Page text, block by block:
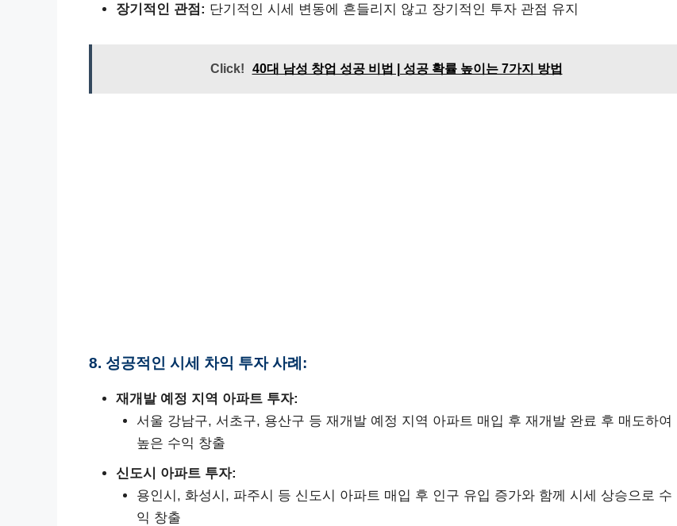
장기적인 관점: 단기적인 시세 변동에 흔들리지 않고 장기적인 투자 관점 유지
Click! 40대 남성 창업 성공 비법 | 성공 확률 높이는 7가지 방법
8. 성공적인 시세 차익 투자 사례:
재개발 예정 지역 아파트 투자:
서울 강남구, 서초구, 용산구 등 재개발 예정 지역 아파트 매입 후 재개발 완료 후 매도하여
높은 수익 창출
신도시 아파트 투자:
용인시, 화성시, 파주시 등 신도시 아파트 매입 후 인구 유입 증가와 함께 시세 상승으로 수
익 창출